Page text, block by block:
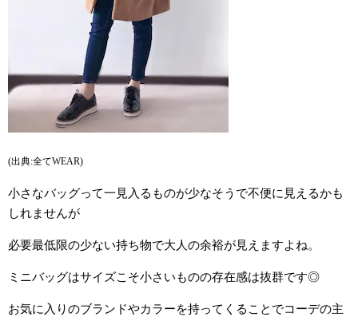
(出典:全てWEAR)
小さなバッグって一見入るものが少なそうで不便に見えるかも
しれませんが
必要最低限の少ない持ち物で大人の余裕が見えますよね。
ミニバッグはサイズこそ小さいものの存在感は抜群です◎
お気に入りのブランドやカラーを持ってくることでコーデの主